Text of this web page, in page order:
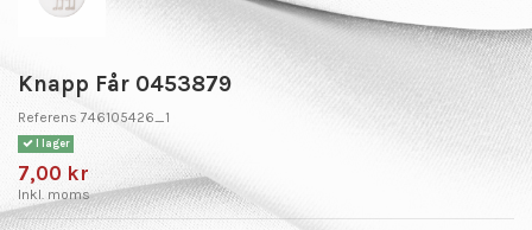
Knapp Får 0453879
Referens 746105426_1
I lager
7,00 kr
Inkl. moms